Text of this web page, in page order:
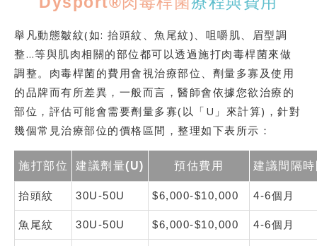
舉凡動態皺紋(如: 抬頭紋、魚尾紋)、咀嚼肌、眉型調
整…等與肌肉相關的部位都可以透過施打肉毒桿菌來做
調整。肉毒桿菌的費用會視治療部位、劑量多寡及使用
的品牌而有所差異，一般而言，醫師會依據您欲治療的
部位，評估可能會需要劑量多寡(以「U」來計算)，針對
幾個常見治療部位的價格區間，整理如下表所示：
施打部位 建議劑量(U) 預估費用 建議間隔
抬頭紋 30U-50U $6,000-$10,000 4-6個月
魚尾紋 30U-50U $6,000-$10,000 4-6個月